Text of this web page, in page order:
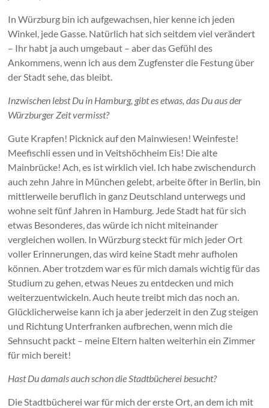
In Würzburg bin ich aufgewachsen, hier kenne ich jeden
Winkel, jede Gasse. Natürlich hat sich seitdem viel verändert
– Ihr habt ja auch umgebaut – aber das Gefühl des
Ankommens, wenn ich aus dem Zugfenster die Festung über
der Stadt sehe, das bleibt.
Inzwischen lebst Du in Hamburg, gibt es etwas, das Du aus der
Würzburger Zeit vermisst?
Gute Krapfen! Picknick auf den Mainwiesen! Weinfeste!
Meefischli essen und in Veitshöchheim Eis! Die alte
Mainbrücke! Ach, es ist wirklich viel. Ich habe zwischendurch
auch zehn Jahre in München gelebt, arbeite öfter in Berlin, bin
mittlerweile beruflich in ganz Deutschland unterwegs und
wohne seit fünf Jahren in Hamburg. Jede Stadt hat für sich
etwas Besonderes, das würde ich nicht miteinander
vergleichen wollen. In Würzburg steckt für mich jeder Ort
voller Erinnerungen, das wird keine Stadt mehr aufholen
können. Aber trotzdem war es für mich damals wichtig für das
Studium zu gehen, etwas Neues zu entdecken und mich
weiterzuentwickeln. Auch heute treibt mich das noch an.
Glücklicherweise kann ich ja aber jederzeit in den Zug steigen
und Richtung Unterfranken aufbrechen, wenn mich die
Sehnsucht packt – meine Eltern halten weiterhin ein Zimmer
für mich bereit!
Hast Du damals auch schon die Stadtbücherei besucht?
Die Stadtbücherei war für mich der erste Ort, an dem ich mit